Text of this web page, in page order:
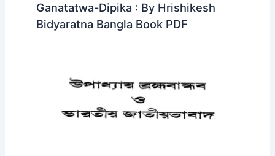
Ganatatwa-Dipika : By Hrishikesh
Bidyaratna Bangla Book PDF